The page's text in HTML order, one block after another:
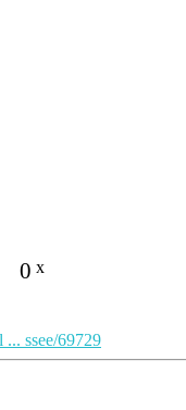
0 x
ssee/69729